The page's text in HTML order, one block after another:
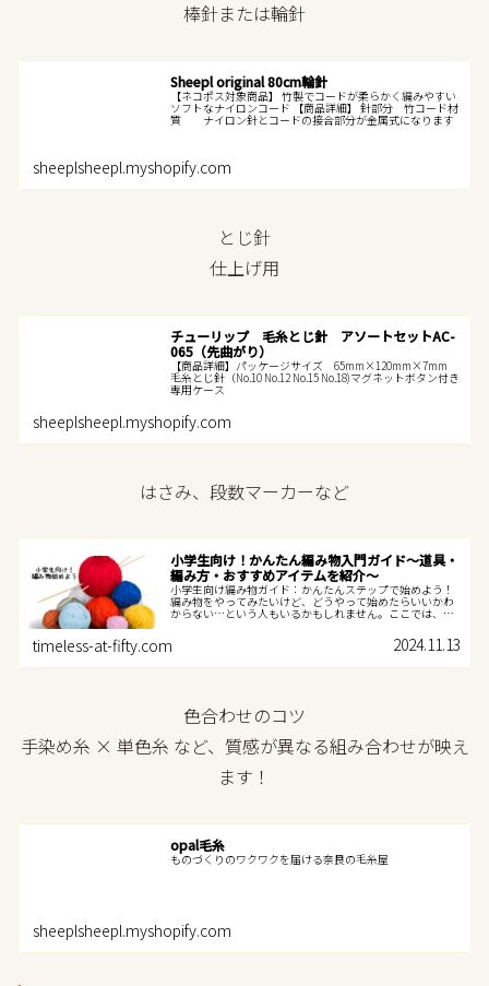
棒針または輪針
Sheepl original 80cm輪針
【ネコポス対象商品】 竹製でコードが柔らかく編みやすい
ソフトなナイロンコード 【商品詳細】 針部分 竹コード材
質 ナイロン針とコードの接合部分が金属式になります
sheeplsheepl.myshopify.com
とじ針
仕上げ用
チューリップ 毛糸とじ針 アソートセットAC-
065（先曲がり）
【商品詳細】パッケージサイズ 65mm×120mm×7mm
毛糸とじ針（No.10 No.12 No.15 No.18)マグネットボタン付き
専用ケース
sheeplsheepl.myshopify.com
はさみ、段数マーカーなど
小学生向け！かんたん編み物入門ガイド〜道具・
編み方・おすすめアイテムを紹介〜
小学生向け編み物ガイド：かんたんステップで始めよう！
編み物をやってみたいけど、どうやって始めたらいいかわ
からない…という人もいるかもしれません。ここでは、編
timeless-at-fifty.com 2024.11.13
色合わせのコツ
手染め糸 × 単色糸 など、質感が異なる組み合わせが映え
ます！
opal毛糸
ものづくりのワクワクを届ける奈良の毛糸屋
sheeplsheepl.myshopify.com